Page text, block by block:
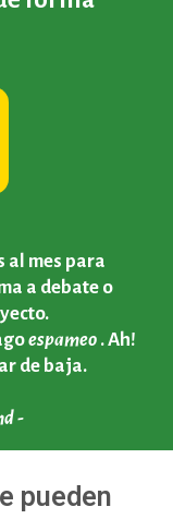
bien no
has leído
comunidad
algo por
forma